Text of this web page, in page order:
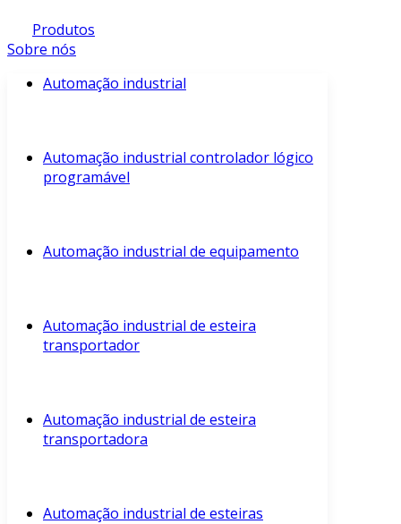
Produtos
Sobre nós
Automação industrial
Automação industrial controlador lógico
programável
Automação industrial de equipamento
Automação industrial de esteira
transportador
Automação industrial de esteira
transportadora
Automação industrial de esteiras